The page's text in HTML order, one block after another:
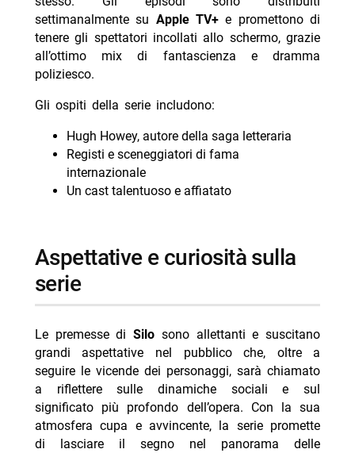
settimanalmente su Apple TV+ e promettono di
tenere gli spettatori incollati allo schermo, grazie
all’ottimo mix di fantascienza e dramma
poliziesco.
Gli ospiti della serie includono:
Hugh Howey, autore della saga letteraria
Registi e sceneggiatori di fama
internazionale
Un cast talentuoso e affiatato
Aspettative e curiosità sulla
serie
Le premesse diSilo sono allettanti e suscitano
grandi aspettative nel pubblico che, oltre a
seguire le vicende dei personaggi, sarà chiamato
a riflettere sulle dinamiche sociali e sul
significato più profondo dell’opera. Con la sua
atmosfera cupa e avvincente, la serie promette
di lasciare il segno nel panorama delle